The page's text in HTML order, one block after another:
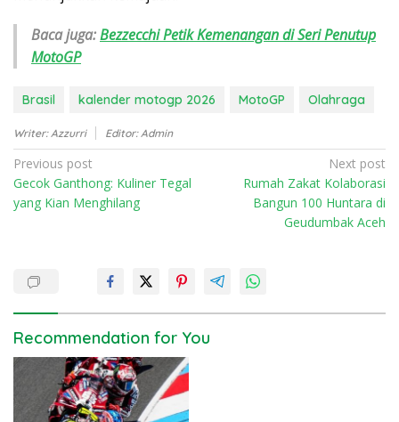
Baca juga:Bezzecchi Petik Kemenangan di Seri Penutup
MotoGP
Brasil kalender motogp 2026 MotoGP Olahraga
Writer: Azzurri Editor: Admin
P
o
s
v
i
g
a
Previous post
Gecok Ganthong: Kuliner Tegal
yang Kian Menghilang
Next post
Rumah Zakat Kolaborasi
Bangun 100 Huntara di
Geudumbak Aceh
Recommendation for You